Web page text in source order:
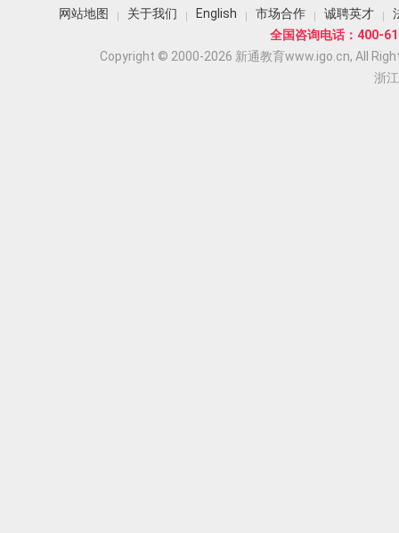
网站地图 关于我们 English 市场合作 诚聘英才
全国咨询电话：400-
Copyright © 2000-2026 新通教育www.igo.cn, All
浙